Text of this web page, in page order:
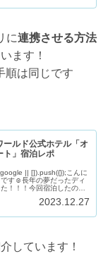
に連携させる方法
ます！
順は同じです
ールド公式ホテル「オ
ト」宿泊レポ
|| []).push({});こんに
す☺︎長年の夢だったディ
！！！今回宿泊したの
2023.12.27
しています！